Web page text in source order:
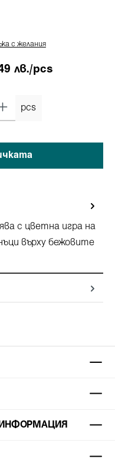
с желания
лв./pcs
pcs
с цветна игра на
върху бежовите